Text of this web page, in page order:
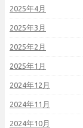
2025年4月
2025年3月
2025年2月
2025年1月
2024年12月
2024年11月
2024年10月